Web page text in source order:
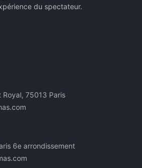
du spectateur.
Royal, 75013 Paris
6e arrondissement